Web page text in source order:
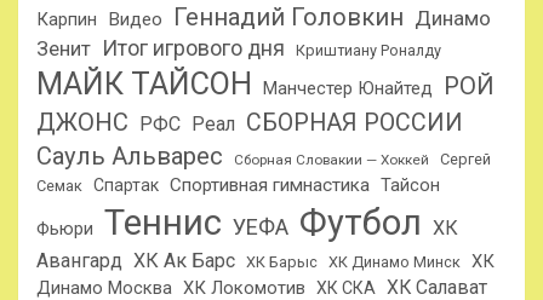
Карпин
Видео Геннадий Головкин Динамо
Зенит Итог игрового дня Криштиану Роналду
МАЙК ТАЙСОН Манчестер Юнайтед
РОЙ
ДЖОНС РФС Реал СБОРНАЯ РОССИИ
Сауль Альварес Сборная Словакии — Хоккей
Сергей
Семак
Спартак Спортивная гимнастика Тайсон
Фьюри Теннис УЕФА Футбол ХК
Авангард ХК Ак Барс ХК Барыс ХК Динамо Минск
ХК
Динамо Москва ХК Локомотив ХК СКА
ХК Салават